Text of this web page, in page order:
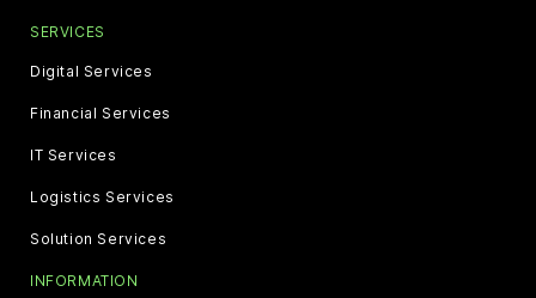
SERVICES
Digital Services
Financial Services
IT Services
Logistics Services
Solution Services
INFORMATION